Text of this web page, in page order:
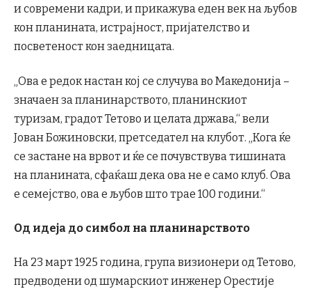
и современи кадри, и прикажува еден век на љубов
кон планината, истрајност, пријателство и
посветеност кон заедницата.
„Ова е редок настан кој се случува во Македонија –
значаен за планинарството, планинскиот
туризам, градот Тетово и целата држава,“ вели
Јован Божиновски, претседател на клубот. „Кога ќе
се застане на врвот и ќе се почувствува тишината
на планината, сфаќаш дека ова не е само клуб. Ова
е семејство, ова е љубов што трае 100 години.“
Од идеја до симбол на планинарството
На 23 март 1925 година, група визионери од Тетово,
предводени од шумарскиот инженер Орестије